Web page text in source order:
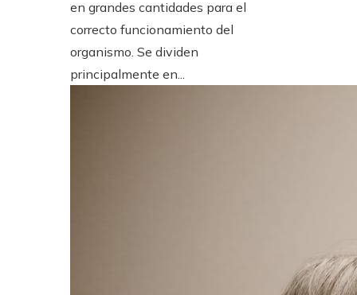
en grandes cantidades para el
correcto funcionamiento del
organismo. Se dividen
principalmente en...